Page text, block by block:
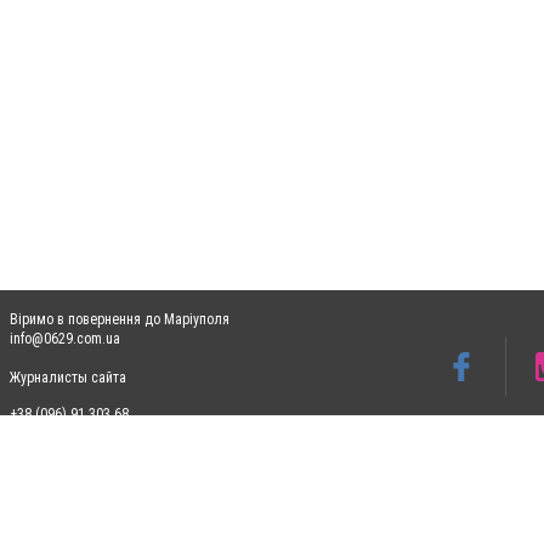
Віримо в повернення до Маріуполя
info@0629.com.ua
Журналисты сайта
+38 (096) 91 303 68